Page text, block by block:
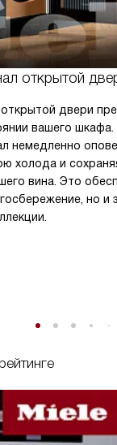
открытой
открытой двери
вашего шкафа.
немедленно
холода и
вина. Это
но и